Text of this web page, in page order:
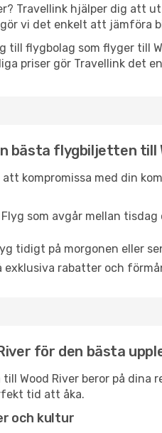
Travellink hjälper dig
vi det enkelt att jämföra
flygbolag som flyger till
priser gör Travellink det
bästa flygbiljetten till
kompromissa med din
Flyg som avgår mellan
tidigt på morgonen eller
exklusiva rabatter och
för den bästa
Wood River beror på dina
tid att åka.
och kultur